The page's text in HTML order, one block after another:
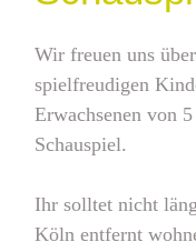
Wir freuen uns
spielfreudigen
Erwachsenen von
Schauspiel.
Ihr solltet nicht
Köln entfernt